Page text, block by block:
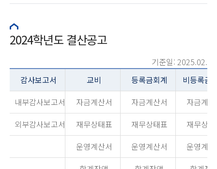
2024학년도 결산공고
기준일: 2025.02.
감사보고서
교비 등록금회계
비등록금
내부감사보고서
자금계산서 자금계산서
자금계
외부감사보고서
재무상태표 재무상태표
재무상
운영계산서
운영계산서
운영계